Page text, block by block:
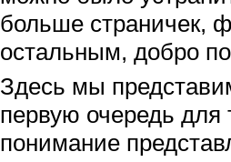
больше страничек,
остальным, добро
Здесь мы
первую очередь для
понимание